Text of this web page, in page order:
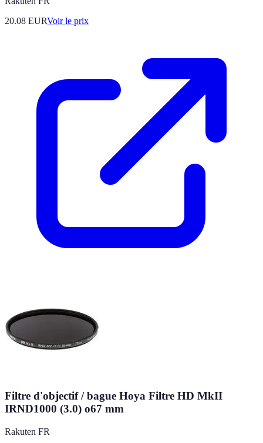
20.08 EURVoir le prix
Filtre d'objectif / bague Hoya Filtre HD MkII
IRND1000 (3.0) o67 mm
Rakuten FR